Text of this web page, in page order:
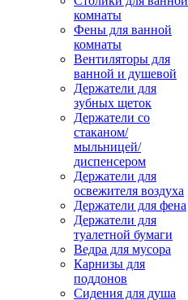
комнаты
Фены для ванной
комнаты
Вентиляторы для
ванной и душевой
Держатели для
зубных щеток
Держатели со
стаканом/
мыльницей/
диспенсером
Держатели для
освежителя воздуха
Держатели для фена
Держатели для
туалетной бумаги
Ведра для мусора
Карнизы для
поддонов
Сидения для душа